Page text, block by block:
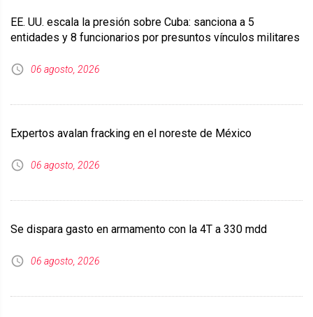
EE. UU. escala la presión sobre Cuba: sanciona a 5
entidades y 8 funcionarios por presuntos vínculos militares
06 agosto, 2026
Expertos avalan fracking en el noreste de México
06 agosto, 2026
Se dispara gasto en armamento con la 4T a 330 mdd
06 agosto, 2026